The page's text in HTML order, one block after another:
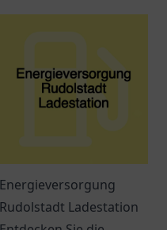
Energieversorgung
Rudolstadt Ladestation